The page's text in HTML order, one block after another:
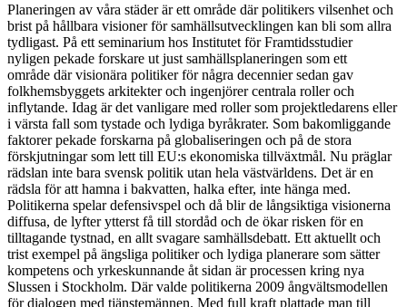
Planeringen av våra städer är ett område där politikers vilsenhet och
brist på hållbara visioner för samhällsutvecklingen kan bli som allra
tydligast. På ett seminarium hos Institutet för Framtidsstudier
nyligen pekade forskare ut just samhällsplaneringen som ett
område där visionära politiker för några decennier sedan gav
folkhemsbyggets arkitekter och ingenjörer centrala roller och
inflytande. Idag är det vanligare med roller som projektledarens eller
i värsta fall som tystade och lydiga byråkrater. Som bakomliggande
faktorer pekade forskarna på globaliseringen och på de stora
förskjutningar som lett till EU:s ekonomiska tillväxtmål. Nu präglar
rädslan inte bara svensk politik utan hela västvärldens. Det är en
rädsla för att hamna i bakvatten, halka efter, inte hänga med.
Politikerna spelar defensivspel och då blir de långsiktiga visionerna
diffusa, de lyfter ytterst få till stordåd och de ökar risken för en
tilltagande tystnad, en allt svagare samhällsdebatt. Ett aktuellt och
trist exempel på ängsliga politiker och lydiga planerare som sätter
kompetens och yrkeskunnande åt sidan är processen kring nya
Slussen i Stockholm. Där valde politikerna 2009 ångvältsmodellen
för dialogen med tjänstemännen. Med full kraft plattade man till